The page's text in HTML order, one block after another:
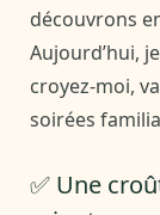
découvrons
Aujourd’hui,
croyez-moi,
soirées
✅ Une